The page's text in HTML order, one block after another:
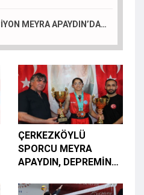
TEKİRDAĞLI ŞAMPİYON MEYRA APAYDIN’DAN VALİ SOYTÜRK’E ZİYARET
ÇERKEZKÖYLÜ
SPORCU MEYRA
APAYDIN, DEPREMİN
SARDI, HEDEFİ MİLLİ